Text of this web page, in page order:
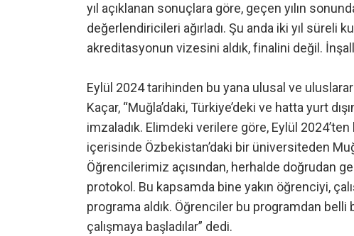
yıl açıklanan sonuçlara göre, geçen yılın
değerlendiricileri ağırladı. Şu anda iki yıl süreli
akreditasyonun vizesini aldık, finalini değil.
Eylül 2024 tarihinden bu yana ulusal ve
Kaçar, “Muğla’daki, Türkiye’deki ve hatta yurt
imzaladık. Elimdeki verilere göre, Eylül
içerisinde Özbekistan’daki bir üniversiteden
Öğrencilerimiz açısından, herhalde doğrudan
protokol. Bu kapsamda bine yakın öğrenciyi,
programa aldık. Öğrenciler bu programdan
çalışmaya başladılar” dedi.